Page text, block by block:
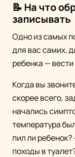
📝 На что
записывать
Одно из самых
для вас самих,
ребенка —
Когда вы
скорее всего,
начались
температура
пил ли
походы в